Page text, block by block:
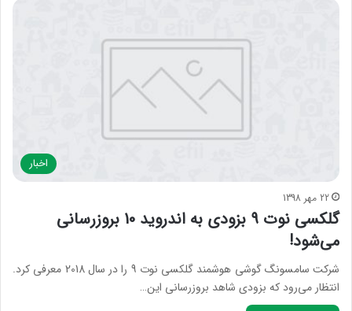
اخبار
22 مهر 1398
گلکسی نوت 9 بزودی به اندروید 10 بروزرسانی
می‌شود!
شرکت سامسونگ گوشی هوشمند گلکسی نوت 9 را در سال 2018 معرفی کرد.
انتظار می‌رود که بزودی شاهد بروزرسانی این…